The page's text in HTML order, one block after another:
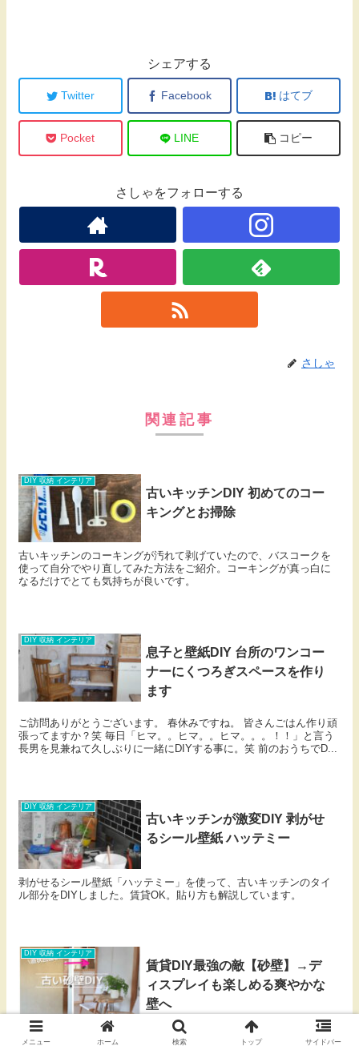
シェアする
Twitter Facebook はてブ
Pocket LINE コピー
さしゃをフォローする
さしゃ
関連記事
DIY 収納 インテリア
古いキッチンDIY 初めてのコー
キングとお掃除
古いキッチンのコーキングが汚れて剥げていたので、バスコークを
使って自分でやり直してみた方法をご紹介。コーキングが真っ白に
なるだけでとても気持ちが良いです。
DIY 収納 インテリア
息子と壁紙DIY 台所のワンコー
ナーにくつろぎスペースを作り
ます
ご訪問ありがとうございます。 春休みですね。 皆さんごはん作り頑
張ってますか？笑 毎日「ヒマ。。ヒマ。。ヒマ。。。！！」と言う
長男を見兼ねて久しぶりに一緒にDIYする事に。笑 前のおうちでD...
DIY 収納 インテリア
古いキッチンが激変DIY 剥がせ
るシール壁紙 ハッテミー
剥がせるシール壁紙「ハッテミー」を使って、古いキッチンのタイ
ル部分をDIYしました。賃貸OK。貼り方も解説しています。
DIY 収納 インテリア
賃貸DIY最強の敵【砂壁】→デ
ィスプレイも楽しめる爽やかな
壁へ
触るとポロポロ落ちてくる砂壁に、なるべく原状回復可能な方法で
ベニヤ板を貼って、マグネットペイントやペンキを塗って、ディス
メニュー ホーム 検索 トップ サイドバー